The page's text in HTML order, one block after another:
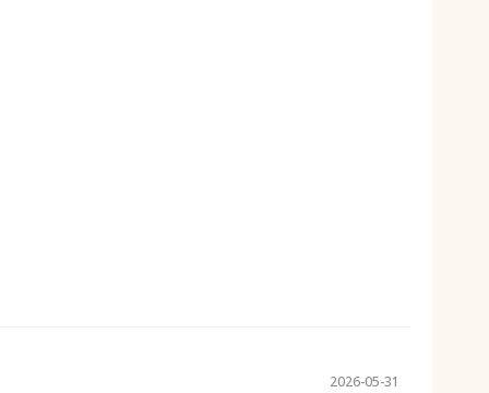
2026-05-31